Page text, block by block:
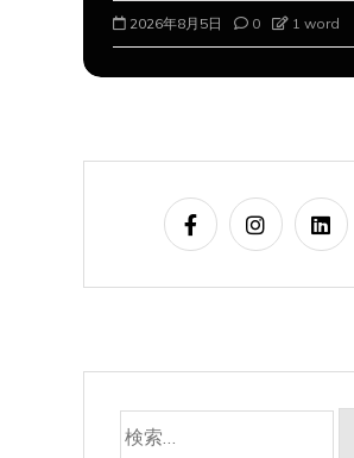
2026年8月5日 0 1 word
索: